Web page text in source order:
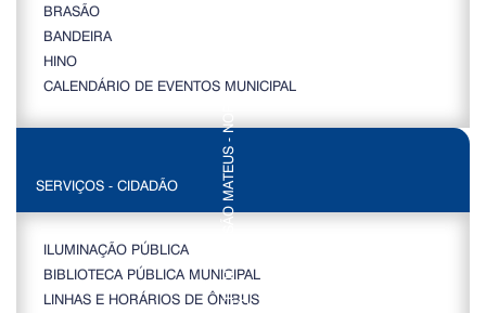
BRASÃO
BANDEIRA
HINO
CALENDÁRIO DE EVENTOS MUNICIPAL
SERVIÇOS - CIDADÃO
ILUMINAÇÃO PÚBLICA
BIBLIOTECA PÚBLICA MUNICIPAL
LINHAS E HORÁRIOS DE ÔNIBUS